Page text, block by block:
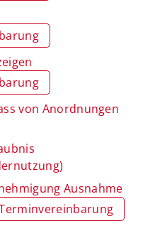
von Anordnungen
Ausnahme